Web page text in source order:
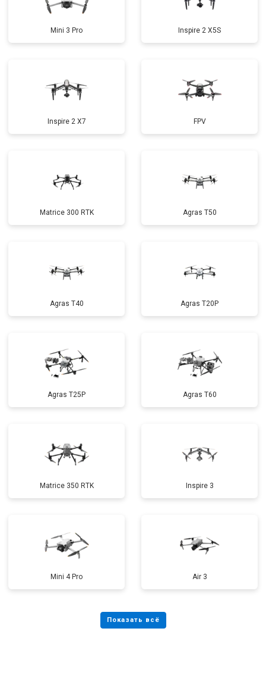
Mini 3 Pro Inspire 2 X5S
Inspire 2 X7 FPV
Matrice 300 RTK Agras T50
Agras T40 Agras T20P
Agras T25P Agras T60
Matrice 350 RTK Inspire 3
Mini 4 Pro Air 3